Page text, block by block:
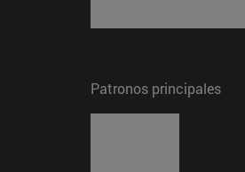
Patronos principales